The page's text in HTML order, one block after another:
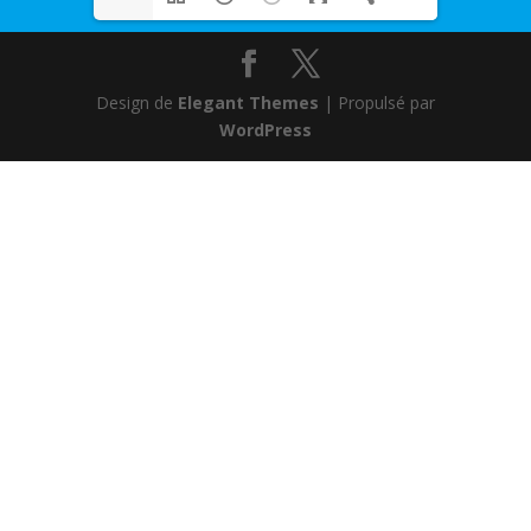
Design de Elegant Themes | Propulsé par
WordPress